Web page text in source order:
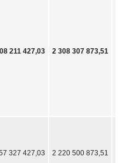
211 427,03 2 308 307 873,51
327 427,03 2 220 500 873,51